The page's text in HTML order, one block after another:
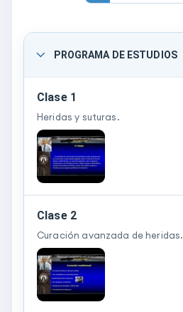
PROGRAMA DE ESTUDIOS
Clase 1
Heridas y suturas.
Clase 2
Curación avanzada de heridas.